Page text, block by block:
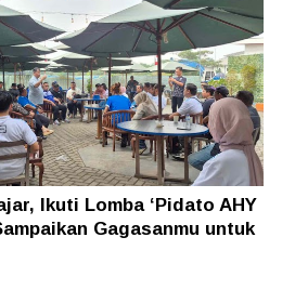
Ikuti Lomba ‘Pidato AHY
Gagasanmu untuk